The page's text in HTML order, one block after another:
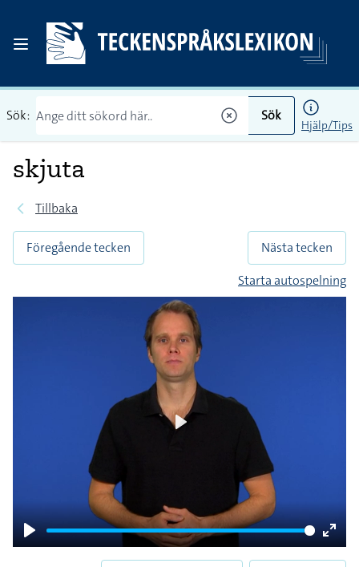
Sök: Sök
Hjälp/Tips
skjuta
Tillbaka
Föregående tecken
Nästa tecken
Starta autospelning
Play
Enter